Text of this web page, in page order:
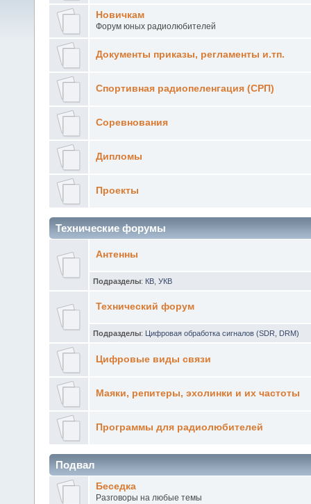
Новичкам
Форум юных радиолюбителей
Документы приказы, регламенты и.тп.
Спортивная радиопеленгация (СРП)
Соревнования
Дипломы
Проекты
Технические форумы
Антенны
Подразделы: КВ УКВ
Технический форум
Подразделы: Цифровая обработка сигналов (SDR, DRM)
Цифровые виды связи
Маяки, репитеры, эхолинки и их частоты
Программы для радиолюбителей
Подвал
Беседка
Разговоры на любые темы